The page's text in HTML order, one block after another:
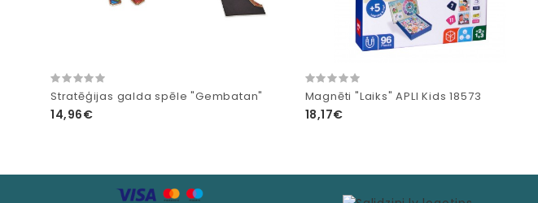
Stratēģijas galda spēle "Gembatan"
14,96€
Magnēti "Laiks" APLI Kids 18573
18,17€